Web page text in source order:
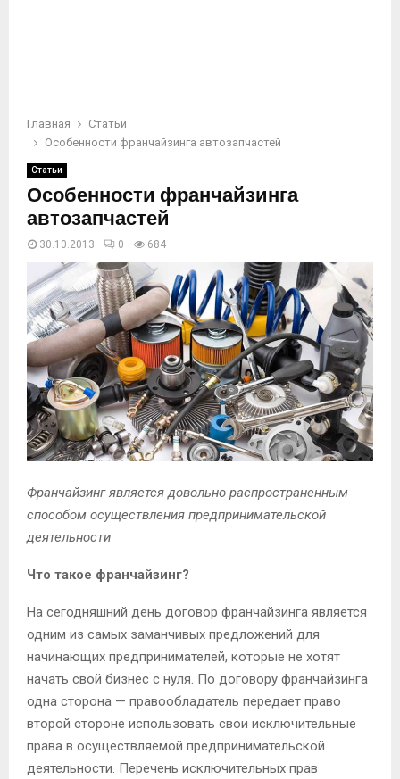
Главная
Статьи
Особенности франчайзинга автозапчастей
Статьи
Особенности франчайзинга
автозапчастей
30.10.2013 0 684
Франчайзинг является довольно распространенным
способом осуществления предпринимательской
деятельности
Что такое франчайзинг?
На сегодняшний день договор франчайзинга является
одним из самых заманчивых предложений для
начинающих предпринимателей, которые не хотят
начать свой бизнес с нуля. По договору франчайзинга
одна сторона — правообладатель передает право
второй стороне использовать свои исключительные
права в осуществляемой предпринимательской
деятельности. Перечень исключительных прав